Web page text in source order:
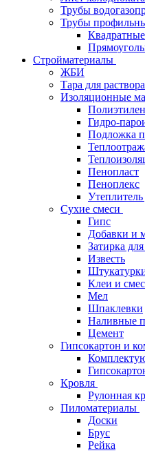
Трубы
Трубы
Квадратные
Стройматериалы
ЖБИ
Тара для раствора
Изоляционные
Гидро-
Подложка
Пенопласт
Пеноплекс
Утеплитель
Сухие смеси
Гипс
Добавки и
Затирка
Известь
Клеи и
Мел
Шпаклевки
Наливные
Цемент
Гипсокартон и
Кровля
Рулонная
Пиломатериалы
Доски
Брус
Рейка